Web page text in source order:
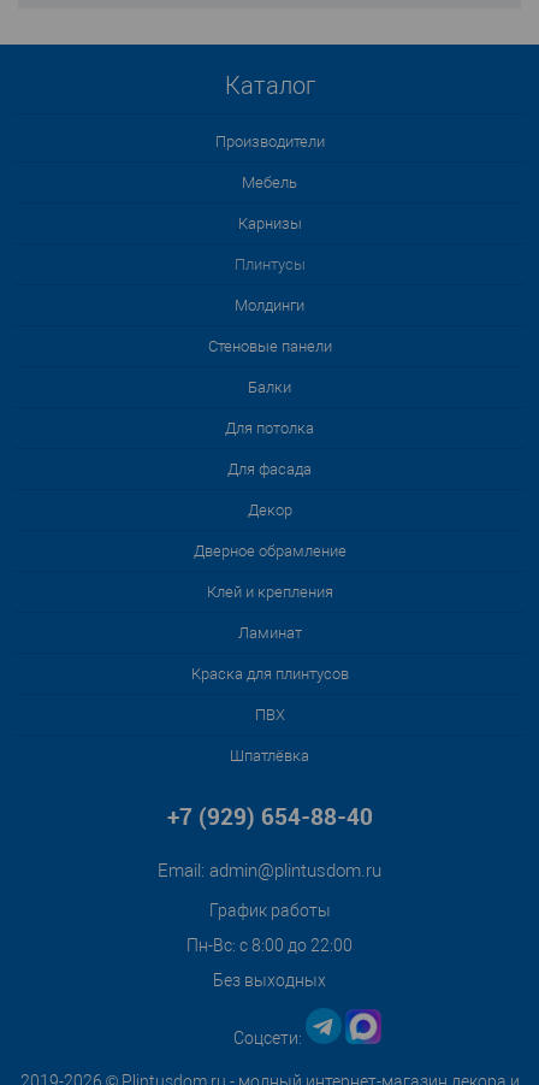
Каталог
Производители
Мебель
Карнизы
Плинтусы
Молдинги
Стеновые панели
Балки
Для потолка
Для фасада
Декор
Дверное обрамление
Клей и крепления
Ламинат
Краска для плинтусов
ПВХ
Шпатлёвка
+7 (929) 654-88-40
Email: admin@plintusdom.ru
График работы
Пн-Вс: с 8:00 до 22:00
Без выходных
Соцсети: